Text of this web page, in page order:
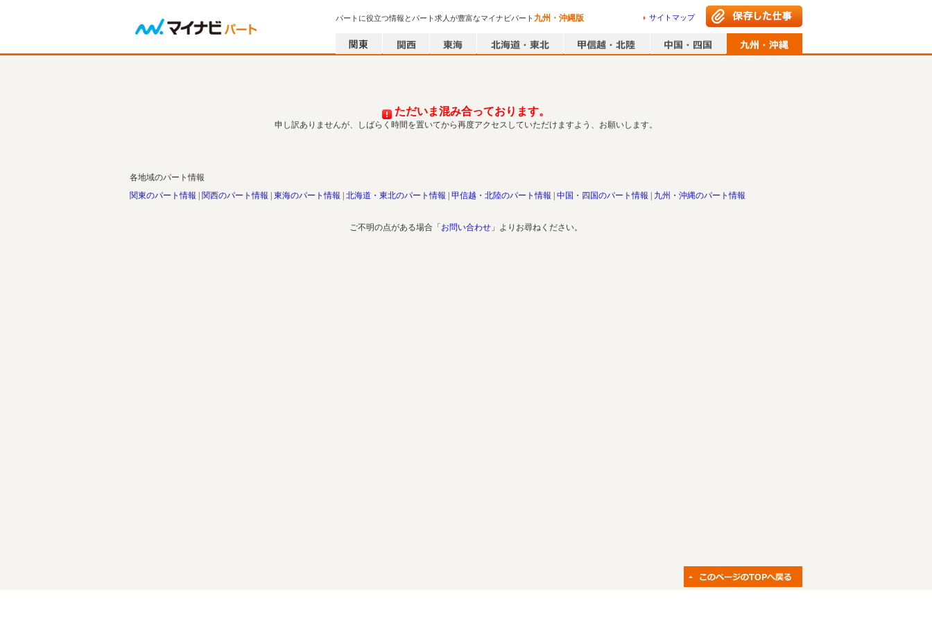
パートに役立つ情報とパート求人が豊富なマイナビパート 九州・沖縄版 サイトマップ
ただいま混み合っております。
申し訳ありませんが、しばらく時間を置いてから再度アクセスしていただけますよう、お願いします。
各地域のパート情報
関東のパート情報
関西のパート情報 東海のパート情報 北海道・東北のパート情報 甲信越・北陸のパート情報 中国・四国のパート情報 九州・沖縄のパート情報
ご不明の点がある場合「 お問い合わせ 」よりお尋ねください。